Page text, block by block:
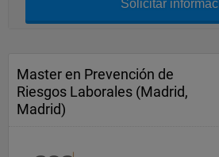
Solicitar
Master en Prevención de
Riesgos Laborales (Madrid,
Madrid)